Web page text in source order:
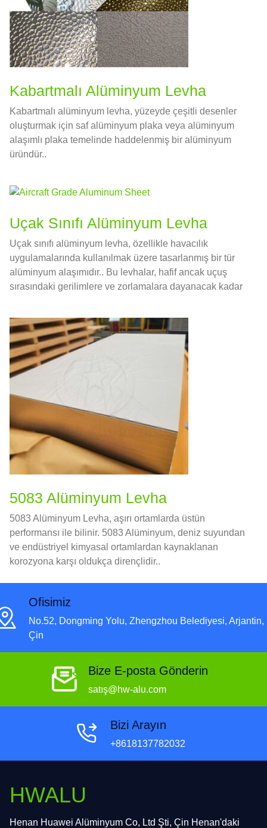
Kabartmalı Alüminyum Levha
Kabartmalı alüminyum levha, yüzeyde çeşitli desenler
oluşturmak için saf alüminyum plaka veya alüminyum
alaşımlı plaka temelinde haddelenmiş bir alüminyum
üründür..
Uçak Sınıfı Alüminyum Levha
Uçak sınıfı alüminyum levha, özellikle havacılık
uygulamalarında kullanılmak üzere tasarlanmış bir tür
alüminyum alaşımıdır.. Bu levhalar, hafif ancak uçuş
sırasındaki gerilimlere ve zorlamalara dayanacak kadar
5083 Alüminyum Levha
5083 Alüminyum Levha, aşırı ortamlarda üstün
performansı ile bilinir. 5083 Alüminyum, deniz suyundan
ve endüstriyel kimyasal ortamlardan kaynaklanan
korozyona karşı oldukça dirençlidir..
Ofisimiz
No.52, Dongming Yolu, Zhengzhou Belediyesi, Arjantin,
Çin
Bize E-posta Gönderin
satış@hw-alu.com
Bizi Arayın
+8618137782032
HWALU
Henan Huawei Alüminyum Co, Ltd Şti, Çin Henan'daki